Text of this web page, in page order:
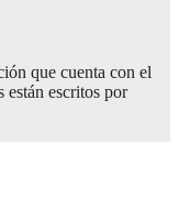
que cuenta con el
escritos por